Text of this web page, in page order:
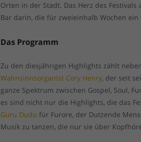
Orten in der Stadt. Das Herz des
Bar darin, die für zweieinhalb Wochen
Das Programm
Zu den diesjährigen Highlights zählt
Wahnsinnsorganist Cory Henry, der seit
ganze Spektrum zwischen Gospel, Soul,
es sind nicht nur die Highlights, die das
Guru Dudu für Furore, der Dutzende
Musik zu tanzen, die nur sie über